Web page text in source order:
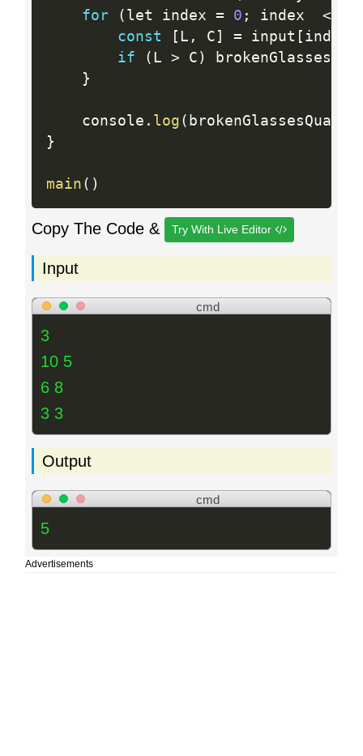
for
( let index = 0 ; index <
const
[ L , C ] = input [ index
if
( L > C )
}
	console
. log (
}
main ( )
Copy The Code & Try With Live Editor
Input
cmd
3
10 5
6 8
3 3
Output
cmd
5
Advertisements